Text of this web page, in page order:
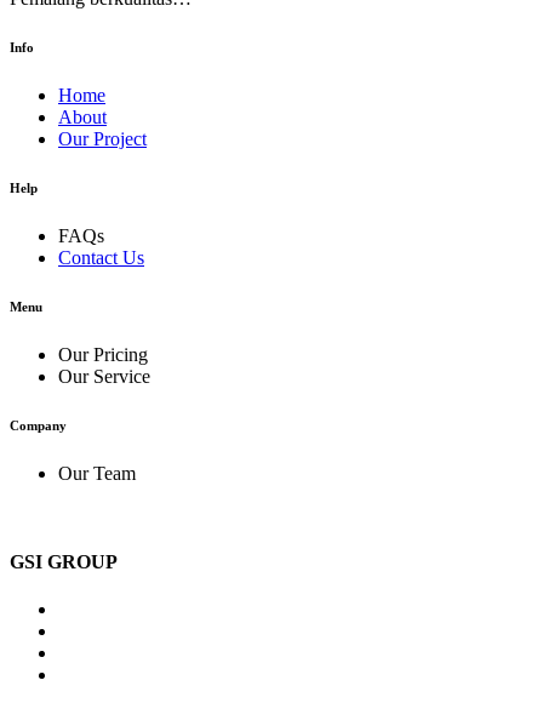
Info
Home
About
Our Project
Help
FAQs
Contact Us
Menu
Our Pricing
Our Service
Company
Our Team
GSI GROUP